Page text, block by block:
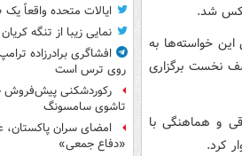
شد.
خواسته‌ها به
نخست برگزاری
و هماهنگی با
کرد.
ایالات متحده واقعاً
نمایی زیبا از تنگه
افشاگری برادرزاده
روی ترس است
رکوردشکنی پیش‌فروش
تاشوی سامسونگ
امضای سران پاکستان،
«دفاع جمعی»